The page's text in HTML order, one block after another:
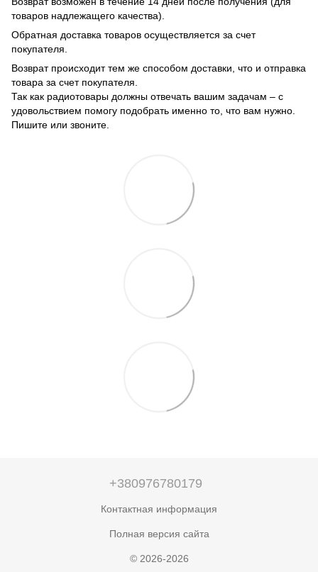
товаров надлежащего качества).
Обратная доставка товаров осуществляется за счет
покупателя.
Возврат происходит тем же способом доставки, что и отправка
товара за счет покупателя.
Так как радиотовары должны отвечать вашим задачам – с
удовольствием помогу подобрать именно то, что вам нужно.
Пишите или звоните.
+380976780179
Контактная информация
Полная версия сайта
© 2026-2026